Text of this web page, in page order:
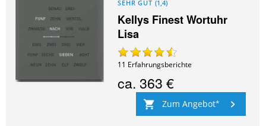
SEHR GUT (1,4)
Kellys Finest Wortuhr
Lisa
11 Erfahrungsberichte
ca.363 €
Zum Angebot